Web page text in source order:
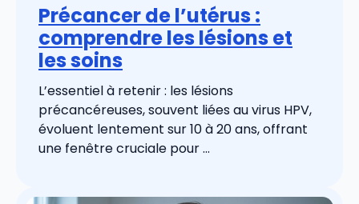
Précancer de l’utérus :
comprendre les lésions et
les soins
L’essentiel à retenir : les lésions
précancéreuses, souvent liées au virus HPV,
évoluent lentement sur 10 à 20 ans, offrant
une fenêtre cruciale pour ...